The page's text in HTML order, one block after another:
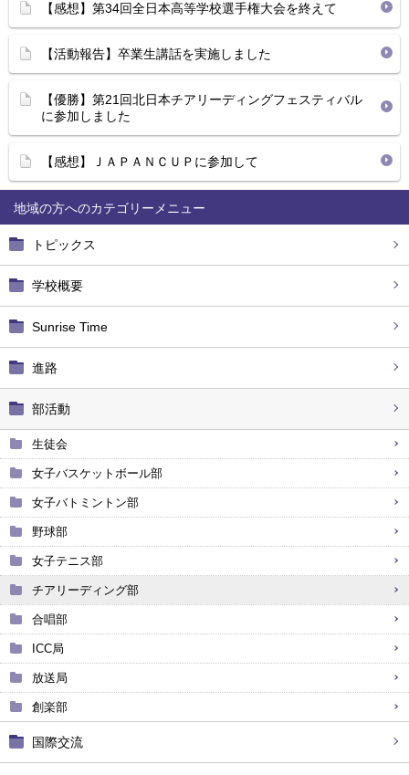
地域の方へ
トピックス
学校概要
Sunrise Time
進路
部活動
生徒会
女子バスケットボール部
女子バトミントン部
野球部
女子テニス部
チアリーディング部
合唱部
ICC局
放送局
創楽部
国際交流
【感想】第34回全日本高等学校選手権大会を終えて
【活動報告】卒業生講話を実施しました
【優勝】第21回北日本チアリーディングフェスティバル
に参加しました
【感想】ＪＡＰＡＮＣＵＰに参加して